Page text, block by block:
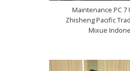
Maintenance PC 7
Zhisheng Pacific
Mixue